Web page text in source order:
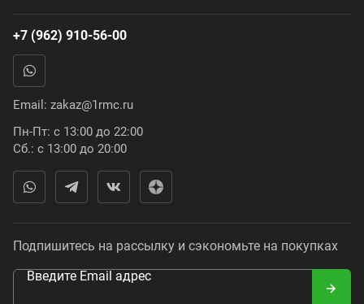
+7 (962) 910-56-00
Email: zakaz@1rmc.ru
Пн-Пт: с 13:00 до 22:00
Сб.: с 13:00 до 20:00
Подпишитесь на рассылку и сэкономьте на покупках
Введите Email адрес